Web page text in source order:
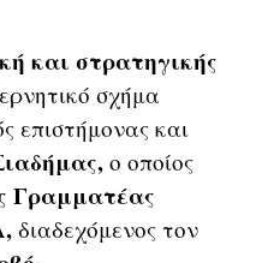
και στρατηγικής
σχήμα
επιστήμονας και
ο οποίος
Γραμματέας
διαδεχόμενος τον